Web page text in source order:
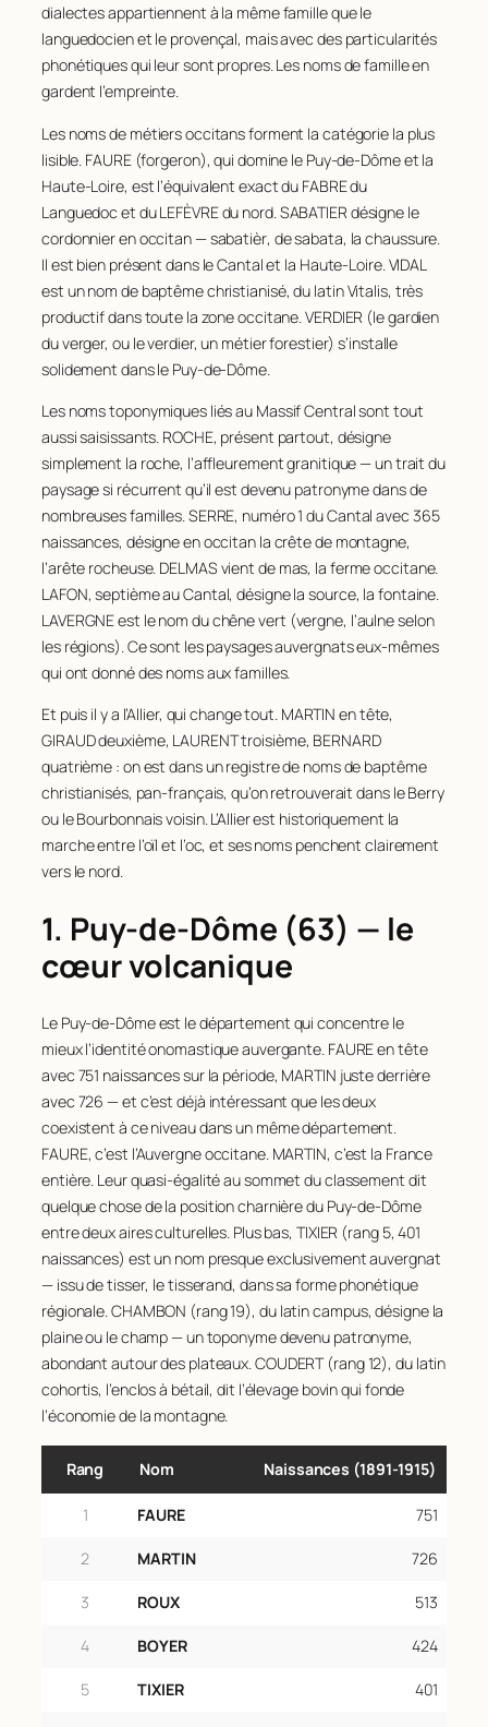
dialectes appartiennent à la même famille que le
languedocien et le provençal, mais avec des particularités
phonétiques qui leur sont propres. Les noms de famille en
gardent l’empreinte.
Les noms de métiers occitans forment la catégorie la plus
lisible. FAURE (forgeron), qui domine le Puy-de-Dôme et la
Haute-Loire, est l’équivalent exact du FABRE du
Languedoc et du LEFÈVRE du nord. SABATIER désigne le
cordonnier en occitan —sabatièr, desabata, la chaussure.
Il est bien présent dans le Cantal et la Haute-Loire. VIDAL
est un nom de baptême christianisé, du latinVitalis, très
productif dans toute la zone occitane. VERDIER (le gardien
du verger, ou le verdier, un métier forestier) s’installe
solidement dans le Puy-de-Dôme.
Les noms toponymiques liés au Massif Central sont tout
aussi saisissants. ROCHE, présent partout, désigne
simplement la roche, l’affleurement granitique — un trait du
paysage si récurrent qu’il est devenu patronyme dans de
nombreuses familles. SERRE, numéro 1 du Cantal avec 365
naissances, désigne en occitan la crête de montagne,
l’arête rocheuse. DELMAS vient de mas, la ferme occitane.
LAFON, septième au Cantal, désigne la source, la fontaine.
LAVERGNE est le nom du chêne vert (vergne, l’aulne selon
les régions). Ce sont les paysages auvergnats eux-mêmes
qui ont donné des noms aux familles.
Et puis il y a l’Allier, qui change tout. MARTIN en tête,
GIRAUD deuxième, LAURENT troisième, BERNARD
quatrième : on est dans un registre de noms de baptême
christianisés, pan-français, qu’on retrouverait dans le Berry
ou le Bourbonnais voisin. L’Allier est historiquement la
marche entre l’oïl et l’oc, et ses noms penchent clairement
vers le nord.
1. Puy-de-Dôme (63) — le
cœur volcanique
Le Puy-de-Dôme est le département qui concentre le
mieux l’identité onomastique auvergante. FAURE en tête
avec 751 naissances sur la période, MARTIN juste derrière
avec 726 — et c’est déjà intéressant que les deux
coexistent à ce niveau dans un même département.
FAURE, c’est l’Auvergne occitane. MARTIN, c’est la France
entière. Leur quasi-égalité au sommet du classement dit
quelque chose de la position charnière du Puy-de-Dôme
entre deux aires culturelles. Plus bas, TIXIER (rang 5, 401
naissances) est un nom presque exclusivement auvergnat
— issu detisser, le tisserand, dans sa forme phonétique
régionale. CHAMBON (rang 19), du latincampus, désigne la
plaine ou le champ — un toponyme devenu patronyme,
abondant autour des plateaux. COUDERT (rang 12), du latin
cohortis, l’enclos à bétail, dit l’élevage bovin qui fonde
l’économie de la montagne.
Rang Nom Naissances (1891‑1915)
1 FAURE 751
2 MARTIN 726
3 ROUX 513
4 BOYER 424
5 TIXIER 401